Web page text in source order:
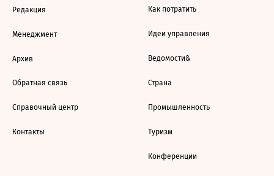
Редакция
Менеджмент
Архив
Обратная связь
Справочный центр
Контакты
Как потратить
Идеи управления
Ведомости&
Страна
Промышленность
Туризм
Конференции